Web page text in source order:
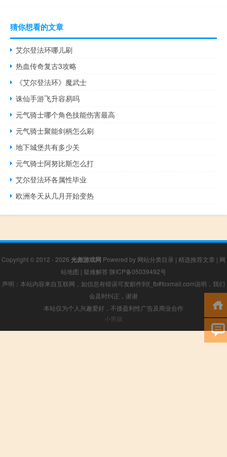
猜你想看的文章
艾尔登法环哪儿刷
热血传奇复古3攻略
《艾尔登法环》魔武士
诛仙手游飞升容易吗
元气骑士哪个角色技能伤害最高
元气骑士聚能剑柄怎么刷
地下城堡共有多少关
元气骑士阿努比斯怎么打
艾尔登法环各属性毕业
欧洲冬天从几月开始变热
Copyright © 2012 - 2026 光彪游戏网 Powered by 网站分类目录 | 精选推荐文章 | 网
站地图 | 疑难解答 陕ICP备05039492号
声明：本站内容来自互联网，如信息有错误可发邮件到f_fb#foxmail.com说明，我们
会及时纠正，谢谢
本站仅为个人兴趣爱好，不接盈利性广告及商业合作
小男孩